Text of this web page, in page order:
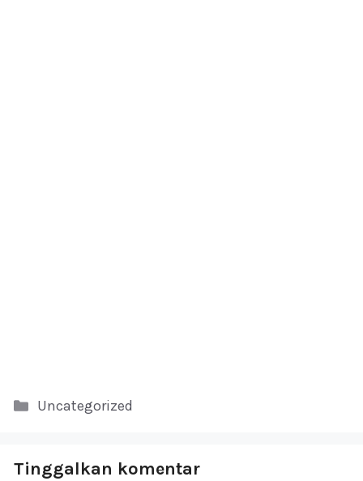
Kategori
Uncategorized
Tinggalkan komentar